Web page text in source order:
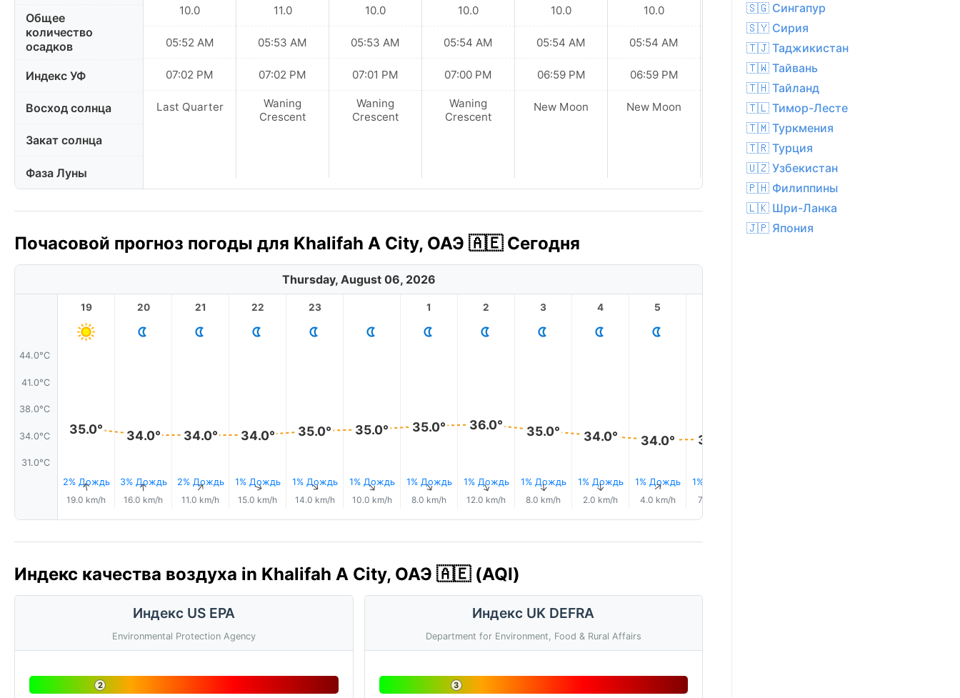
Общее
количество
осадков
Индекс УФ
Восход солнца
Закат солнца
Фаза Луны
10.0
05:52 AM
07:02 PM
Last Quarter
11.0
05:53 AM
07:02 PM
Waning
Crescent
10.0
05:53 AM
07:01 PM
Waning
Crescent
10.0
05:54 AM
07:00 PM
Waning
Crescent
10.0
05:54 AM
06:59 PM
New Moon
10.0
05:54 AM
06:59 PM
New Moon
10.0
05:55 AM
06:58 PM
New Moon
Почасовой прогноз погоды для Khalifah A City, ОАЭ 🇦🇪 Сегодня
Thursday, August 06, 2026
44.0°C
41.0°C
38.0°C
34.0°C
31.0°C
19
35.0°
2% Дождь
↑
19.0 km/h
20
34.0°
3% Дождь
↑
16.0 km/h
21
34.0°
2% Дождь
↑
11.0 km/h
22
34.0°
1% Дождь
↑
15.0 km/h
23
35.0°
1% Дождь
↑
14.0 km/h
35.0°
1% Дождь
↑
10.0 km/h
1
35.0°
1% Дождь
↑
8.0 km/h
2
36.0°
1% Дождь
↑
12.0 km/h
3
35.0°
1% Дождь
↑
8.0 km/h
4
34.0°
1% Дождь
↑
2.0 km/h
5
34.0°
1% Дождь
↑
4.0 km/h
34.0°
1% Дождь
7.0 km/h
Индекс качества воздуха in Khalifah A City, ОАЭ 🇦🇪 (AQI)
Индекс US EPA
Environmental Protection Agency
2
Индекс UK DEFRA
Department for Environment, Food & Rural Affairs
3
🇸🇬 Сингапур
🇸🇾 Сирия
🇹🇯 Таджикистан
🇹🇼 Тайвань
🇹🇭 Тайланд
🇹🇱 Тимор-Лесте
🇹🇲 Туркмения
🇹🇷 Турция
🇺🇿 Узбекистан
🇵🇭 Филиппины
🇱🇰 Шри-Ланка
🇯🇵 Япония